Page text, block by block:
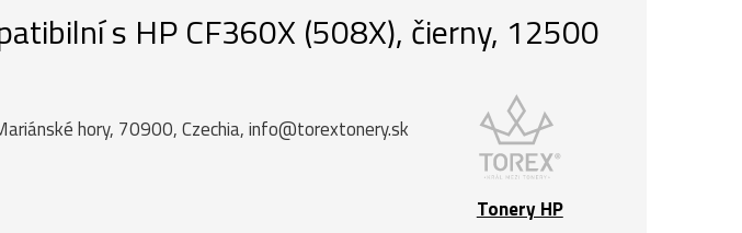
s HP CF360X (508X), čierny, 12500
Tonery HP
hory, 70900, Czechia, info@torextonery.sk